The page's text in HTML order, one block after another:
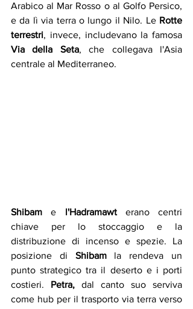
Arabico al Mar Rosso o al Golfo Persico,
e da lì via terra o lungo il Nilo. Le Rotte
terrestri
Via
della Seta, che collegava l'Asia
centrale al Mediterraneo.
Shibam e l'Hadramawt erano centri
chiave per lo stoccaggio e la
distribuzione di incenso e spezie. La
posizione di Shibam la rendeva un
punto strategico tra il deserto e i porti
costieri. Petra, dal canto suo serviva
come hub per il trasporto via terra verso